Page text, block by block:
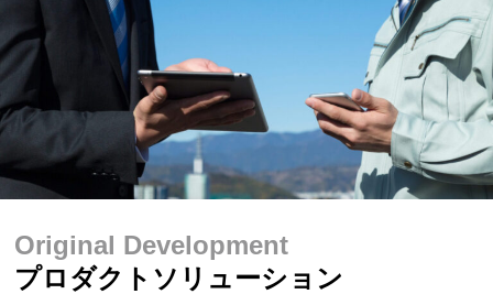
Original Development
プロダクトソリューション